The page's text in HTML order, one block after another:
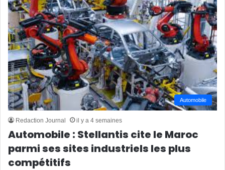
Automobile
Redaction Journal il y a 4 semaines
Automobile : Stellantis cite le Maroc
parmi ses sites industriels les plus
compétitifs